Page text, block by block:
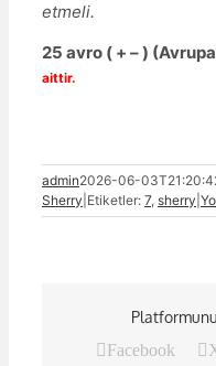
etmeli.
25 avro( + – )
aittir.
admin2026-06-
Sherry Etiketler: 7, sherry
Facebook